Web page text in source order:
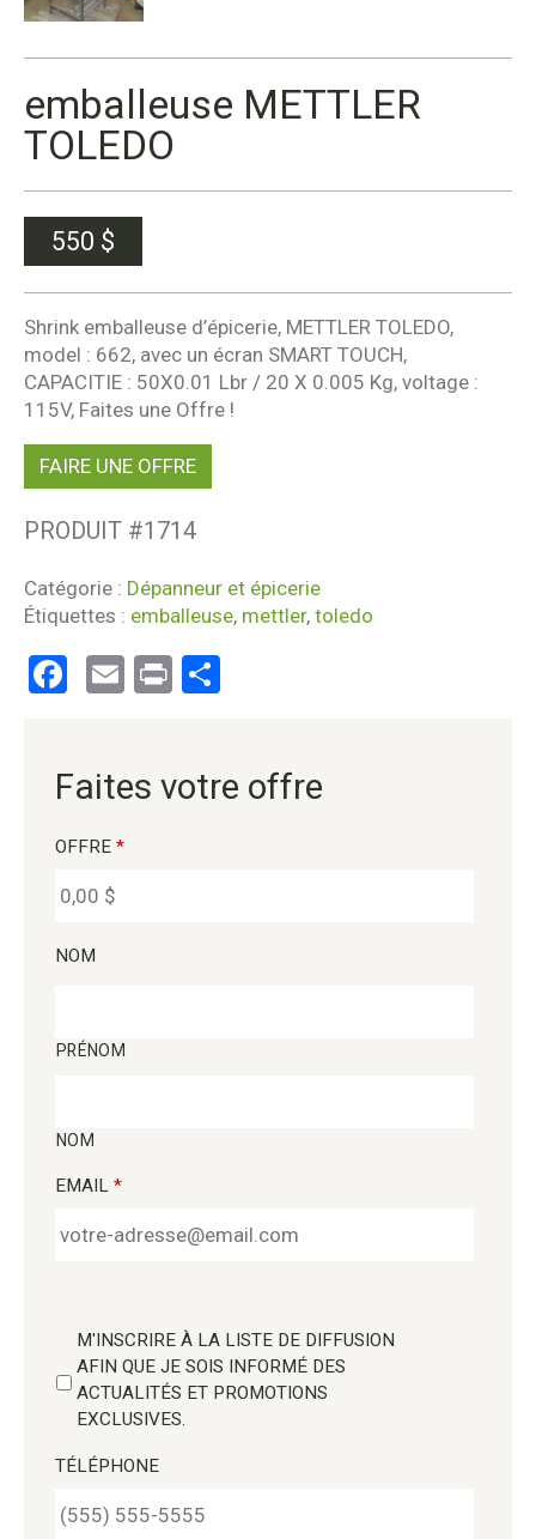
emballeuse METTLER
TOLEDO
550 $
Shrink emballeuse d’épicerie, METTLER TOLEDO,
model : 662, avec un écran SMART TOUCH,
CAPACITIE : 50X0.01 Lbr / 20 X 0.005 Kg, voltage :
115V, Faites une Offre !
FAIRE UNE OFFRE
PRODUIT #1714
Catégorie : Dépanneur et épicerie
Étiquettes : emballeuse, mettler, toledo
Facebook
Email
Print
Faites votre offre
OFFRE *
NOM
PRÉNOM
NOM
EMAIL *
M'INSCRIRE À LA LISTE DE DIFFUSION
AFIN QUE JE SOIS INFORMÉ DES
ACTUALITÉS ET PROMOTIONS
EXCLUSIVES.
TÉLÉPHONE